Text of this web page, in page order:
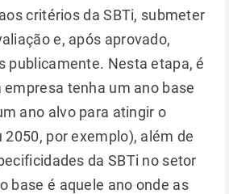
critérios da SBTi, submeter
e, após aprovado,
publicamente. Nesta etapa, é
tenha um ano base
ano alvo para atingir o
por exemplo), além de
da SBTi no setor
base é aquele ano onde as